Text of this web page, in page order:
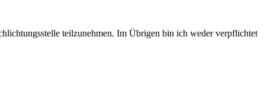
teilzunehmen. Im Übrigen bin ich weder verpflichtet